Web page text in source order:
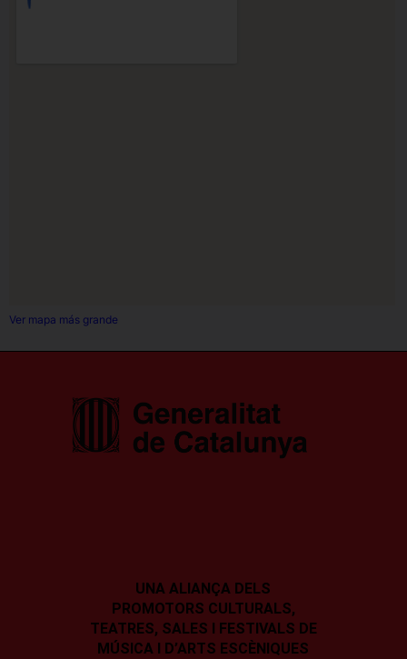
Ver mapa más grande
UNA ALIANÇA DELS
PROMOTORS CULTURALS,
TEATRES, SALES I
FESTIVALS DE
MÚSICA I D’ARTS ESCÈNIQUES